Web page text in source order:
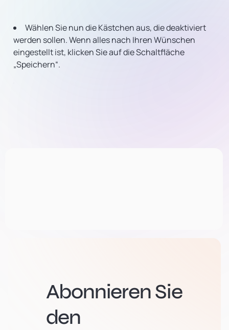
Wählen Sie nun die Kästchen aus, die deaktiviert
werden sollen. Wenn alles nach Ihren Wünschen
eingestellt ist, klicken Sie auf die Schaltfläche
„Speichern“.
Abonnieren Sie
den